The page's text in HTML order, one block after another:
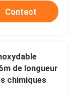
Contact
de longueur
chimiques